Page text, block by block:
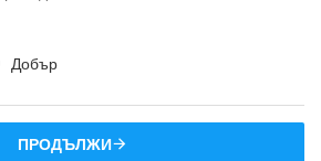
Добър
ПРОДЪЛЖИ